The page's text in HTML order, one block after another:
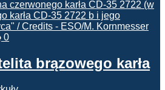
0
brązowego karła